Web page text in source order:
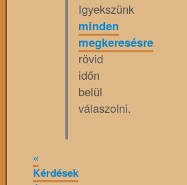
Igyekszünk
minden
megkeresésre
rövid
időn
belül
válaszolni.
«
Kérdések